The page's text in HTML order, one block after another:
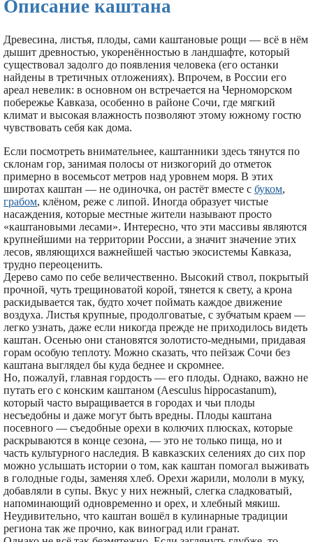
Описание каштана
Древесина, листья, плоды, сами каштановые рощи — всё в нём
дышит древностью, укоренённостью в ландшафте, который
существовал задолго до появления человека (его останки
найдены в третичных отложениях). Впрочем, в России его
ареал невелик: в основном он встречается на Черноморском
побережье Кавказа, особенно в районе Сочи, где мягкий
климат и высокая влажность позволяют этому южному гостю
чувствовать себя как дома.
Если посмотреть внимательнее, каштанники здесь тянутся по
склонам гор, занимая полосы от низкогорий до отметок
примерно в восемьсот метров над уровнем моря. В этих
широтах каштан — не одиночка, он растёт вместе с буком,
грабом, клёном, реже с липой. Иногда образует чистые
насаждения, которые местные жители называют просто
«каштановыми лесами». Интересно, что эти массивы являются
крупнейшими на территории России, а значит значение этих
лесов, являющихся важнейшей частью экосистемы Кавказа,
трудно переоценить.
Дерево само по себе величественно. Высокий ствол, покрытый
прочной, чуть трещиноватой корой, тянется к свету, а крона
раскидывается так, будто хочет поймать каждое движение
воздуха. Листья крупные, продолговатые, с зубчатым краем —
легко узнать, даже если никогда прежде не приходилось видеть
каштан. Осенью они становятся золотисто-медными, придавая
горам особую теплоту. Можно сказать, что пейзаж Сочи без
каштана выглядел бы куда беднее и скромнее.
Но, пожалуй, главная гордость — его плоды. Однако, важно не
путать его с конским каштаном (Aesculus hippocastanum),
который часто выращивается в городах и чьи плоды
несъедобны и даже могут быть вредны. Плоды каштана
посевного — съедобные орехи в колючих плюсках, которые
раскрываются в конце сезона, — это не только пища, но и
часть культурного наследия. В кавказских селениях до сих пор
можно услышать истории о том, как каштан помогал выживать
в голодные годы, заменяя хлеб. Орехи жарили, мололи в муку,
добавляли в супы. Вкус у них нежный, слегка сладковатый,
напоминающий одновременно и орех, и хлебный мякиш.
Неудивительно, что каштан вошёл в кулинарные традиции
региона так же прочно, как виноград или гранат.